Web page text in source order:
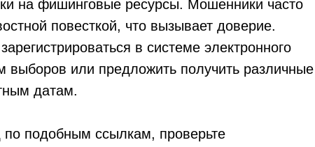
на фишинговые ресурсы. Мошенники часто
повесткой, что вызывает доверие.
в системе электронного
выборов или предложить получить различные
датам.
подобным ссылкам, проверьте